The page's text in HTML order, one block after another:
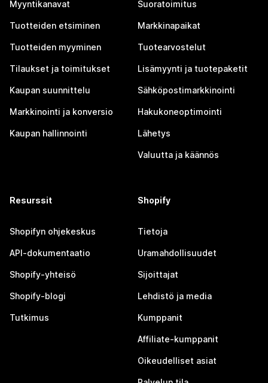
Myyntikanavat
Tuotteiden etsiminen
Tuotteiden myyminen
Tilaukset ja toimitukset
Kaupan suunnittelu
Markkinointi ja konversio
Kaupan hallinnointi
Suoratoimitus
Markkinapaikat
Tuotearvostelut
Lisämyynti ja tuotepaketit
Sähköpostimarkkinointi
Hakukoneoptimointi
Lähetys
Valuutta ja käännös
Resurssit
Shopifyn ohjekeskus
API-dokumentaatio
Shopify-yhteisö
Shopify-blogi
Tutkimus
Shopify
Tietoja
Uramahdollisuudet
Sijoittajat
Lehdistö ja media
Kumppanit
Affiliate-kumppanit
Oikeudelliset asiat